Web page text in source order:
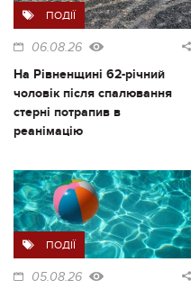
ПОДІЇ
06.08.26
На Рівненщині 62-річний
чоловік після спалювання
стерні потрапив в
реанімацію
ПОДІЇ
05.08.26